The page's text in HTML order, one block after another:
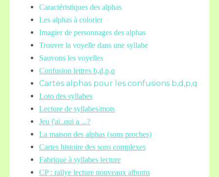
Caractéristiques des alphas
Les alphas à colorier
Imagier de personnages des alphas
Trouver la voyelle dans une syllabe
Sauvons les voyelles
Confusion lettres b,d,p,q
Cartes alphas pour les confusions b,d,p,q
Loto des syllabes
Lecture de syllabes/mots
Jeu j'ai..qui a ...?
La maison des alphas (sons proches)
Cartes histoire des sons complexes
Fabrique à syllabes lecture
CP : rallye lecture nouveaux albums